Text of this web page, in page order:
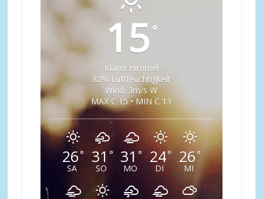
15 °
Klarer Himmel
82% Luftfeuchtigkeit
Wind: 3m/s W
MAX C 15 • MIN C 13
26°
SA
31 °
SO
31 °
MO
24°
DI
26°
MI